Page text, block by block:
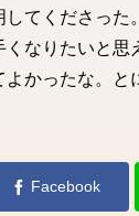
してくださった
なりたいと思
かったな。と
Facebook